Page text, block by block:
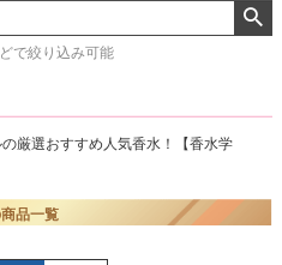
で絞り込み可能
厳選おすすめ人気香水！【香水学
品一覧